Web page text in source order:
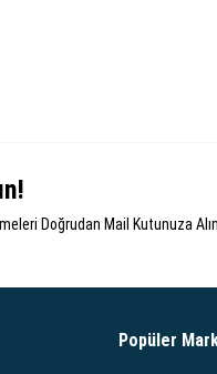
Doğrudan Mail Kutunuza Alın
Popüler